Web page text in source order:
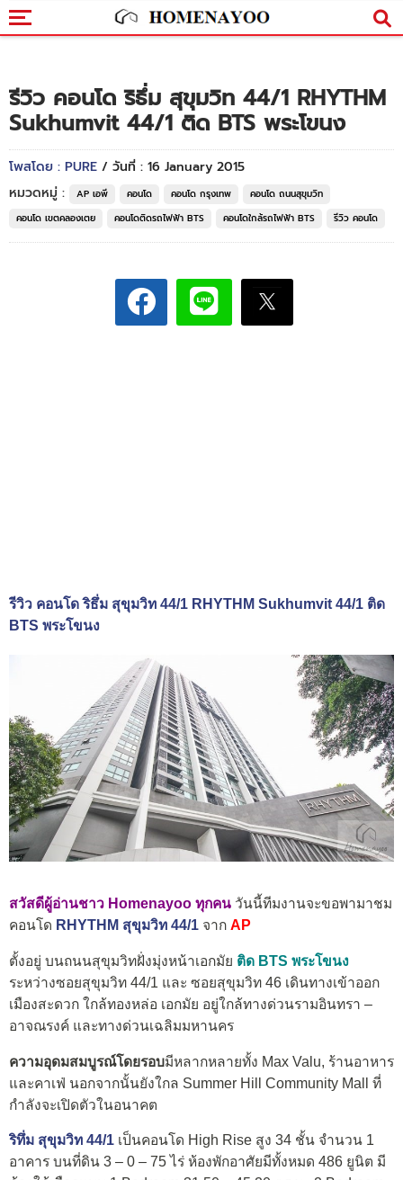
รีวิว คอนโด ริธึ่ม สุขุมวิท 44/1 RHYTHM
Sukhumvit 44/1 ติด BTS พระโขนง
โพสโดย : PURE / วันที่ : 16 January 2015
หมวดหมู่ :
AP เอพี คอนโด คอนโด กรุงเทพ
คอนโด ถนนสุขุมวิท
คอนโด เขตคลองเตย
คอนโดติดรถไฟฟ้า BTS คอนโดใกล้รถไฟฟ้า BTS รีวิว คอนโด
รีวิว คอนโด ริธึ่ม สุขุมวิท 44/1 RHYTHM Sukhumvit 44/1 ติด
BTS พระโขนง
สวัสดีผู้อ่านชาว Homenayoo ทุกคน วันนี้ทีมงานจะขอพามาชม
คอนโด RHYTHM สุขุมวิท 44/1 จาก AP
ตั้งอยู่ บนถนนสุขุมวิทฝั่งมุ่งหน้าเอกมัย ติด BTS พระโขนง
ระหว่างซอยสุขุมวิท 44/1 และ ซอยสุขุมวิท 46 เดินทางเข้าออก
เมืองสะดวก ใกล้ทองหล่อ เอกมัย อยู่ใกล้ทางด่วนรามอินทรา –
อาจณรงค์ และทางด่วนเฉลิมมหานคร
ความอุดมสมบูรณ์โดยรอบมีหลากหลายทั้ง Max Valu, ร้านอาหาร
และคาเฟ่ นอกจากนั้นยังใกล Summer Hill Community Mall ที่
กำลังจะเปิดตัวในอนาคต
ริทึ่ม สุขุมวิท 44/1 เป็นคอนโด High Rise สูง 34 ชั้น จำนวน 1
อาคาร บนที่ดิน 3 – 0 – 75 ไร่ ห้องพักอาศัยมีทั้งหมด 486 ยูนิต มี